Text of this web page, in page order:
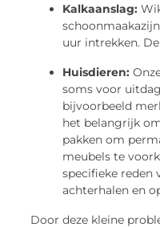
Kalkaanslag:
uur intrekken.
Huisdieren:
soms voor
bijvoorbeeld
het belangrijk
pakken om
meubels te
specifieke reden
achterhalen en
Door deze kleine